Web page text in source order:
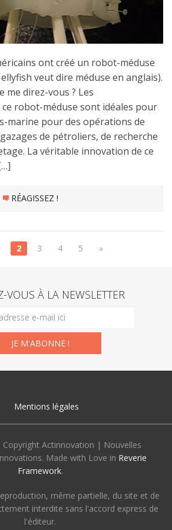
ont créé un robot-méduse
veut dire méduse en anglais).
me direz-vous ? Les
robot-méduse sont idéales pour
marine pour des opérations de
de pétroliers, de recherche
La véritable innovation de ce
RÉAGISSEZ !
2 3 4 5 »
VOUS À LA NEWSLETTER
Mentions légales
Actinnovation | Nouvelles
Made with Love in Reverie
Framework.
même partielle, du site et de
interdite sans l'accord express de
l'éditeur.